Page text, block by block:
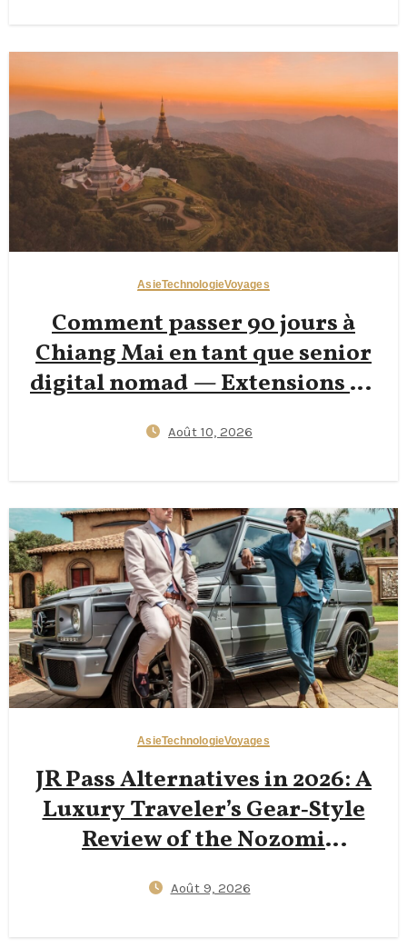
AsieTechnologieVoyages
Comment passer 90 jours à
Chiang Mai en tant que senior
digital nomad — Extensions de
assurance santé bien pensée
Août 10, 2026
AsieTechnologieVoyages
JR Pass Alternatives in 2026: A
Luxury Traveler’s Gear‑Style
Review of the Nozomi
SmartEX App Tickets, and
Août 9, 2026